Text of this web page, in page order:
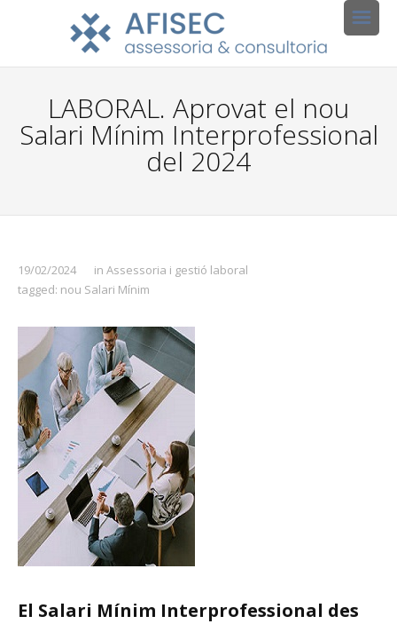
LABORAL. Aprovat el nou
Salari Mínim Interprofessional
del 2024
19/02/2024 in Assessoria i gestió laboral
tagged: nou Salari Mínim
El Salari Mínim Interprofessional des